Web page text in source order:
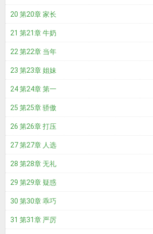
20 第20章 家长
21 第21章 牛奶
22 第22章 当年
23 第23章 姐妹
24 第24章 第一
25 第25章 骄傲
26 第26章 打压
27 第27章 人选
28 第28章 无礼
29 第29章 疑惑
30 第30章 乖巧
31 第31章 严厉